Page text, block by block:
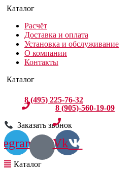
Расчёт
Доставка и оплата
Установка и обслуживание
О компании
Контакты
8 (495) 225-76-32
8 (905)-560-19-09
Заказать звонок
Vk